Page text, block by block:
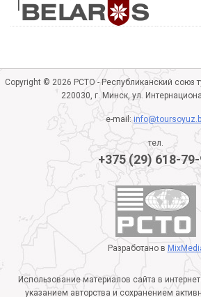
Copyright © 2026 РСТО - Республиканский союз
220030, г. Минск, ул.
e-mail:
тел.
+375 (29) 618-
Разработано в
Использование материалов сайта в
указанием авторства и сохранением